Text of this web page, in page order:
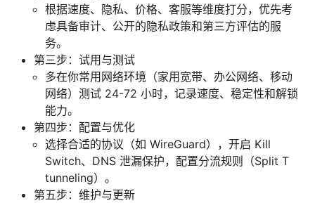
根据速度、隐私、价格、客服等维度打分，优先考
虑具备审计、公开的隐私政策和第三方评估的服
务。
第三步：试用与测试
多在你常用网络环境（家用宽带、办公网络、移动
网络）测试 24-72 小时，记录速度、稳定性和解锁
能力。
第四步：配置与优化
选择合适的协议（如 WireGuard），开启 Kill
Switch、DNS 泄漏保护，配置分流规则（Split T
tunneling）。
第五步：维护与更新